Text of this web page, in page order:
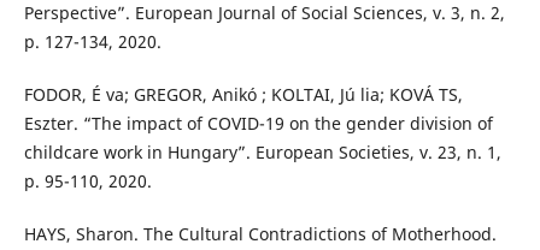
Perspective”. European Journal of Social Sciences, v. 3, n. 2,
p. 127-134, 2020.
FODOR, É va; GREGOR, Anikó ; KOLTAI, Jú lia; KOVÁ TS,
Eszter. “The impact of COVID-19 on the gender division of
childcare work in Hungary”. European Societies, v. 23, n. 1,
p. 95-110, 2020.
HAYS, Sharon. The Cultural Contradictions of Motherhood.